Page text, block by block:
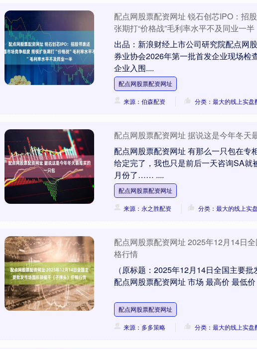
配点网股票配资网址 锐石创芯IPO：招
张期打“价格战”毛利率水平不及同业一半
出品：新浪财经上市公司研究院配点网
券业协会2026年第一批首发企业现场检
企业入围....
配点网股票配资网址
来源：伯森配资 分类：最大的线上实盘
配点网股票配资网址 据说这是今年冬天
配点网股票配资网址 有那么一只包在专
给定完了，我也只是前后一天咨询SA
月份了…… ....
配点网股票配资网址
来源：永之胜配资 分类：最大的线上实
配点网股票配资网址 2025年12月14日
格行情
（原标题：2025年12月14日全国主要
配点网股票配资网址 市场 最高价 最低
配点网股票配资网址
来源：多多策略 分类：最大的线上实盘